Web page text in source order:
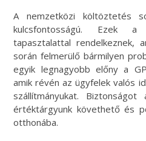
A nemzetközi költöztetés
kulcsfontosságú. Ezek a
tapasztalattal rendelkeznek,
során felmerülő bármilyen
egyik legnagyobb előny a
amik révén az ügyfelek valós
szállítmányukat.
értéktárgyunk követhető és
otthonába.